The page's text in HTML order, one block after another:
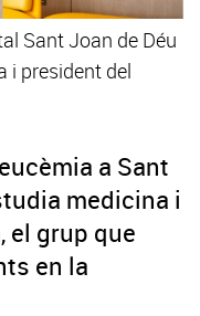
Sant Joan de Déu
i president del
a Sant
medicina i
el grup que
en la